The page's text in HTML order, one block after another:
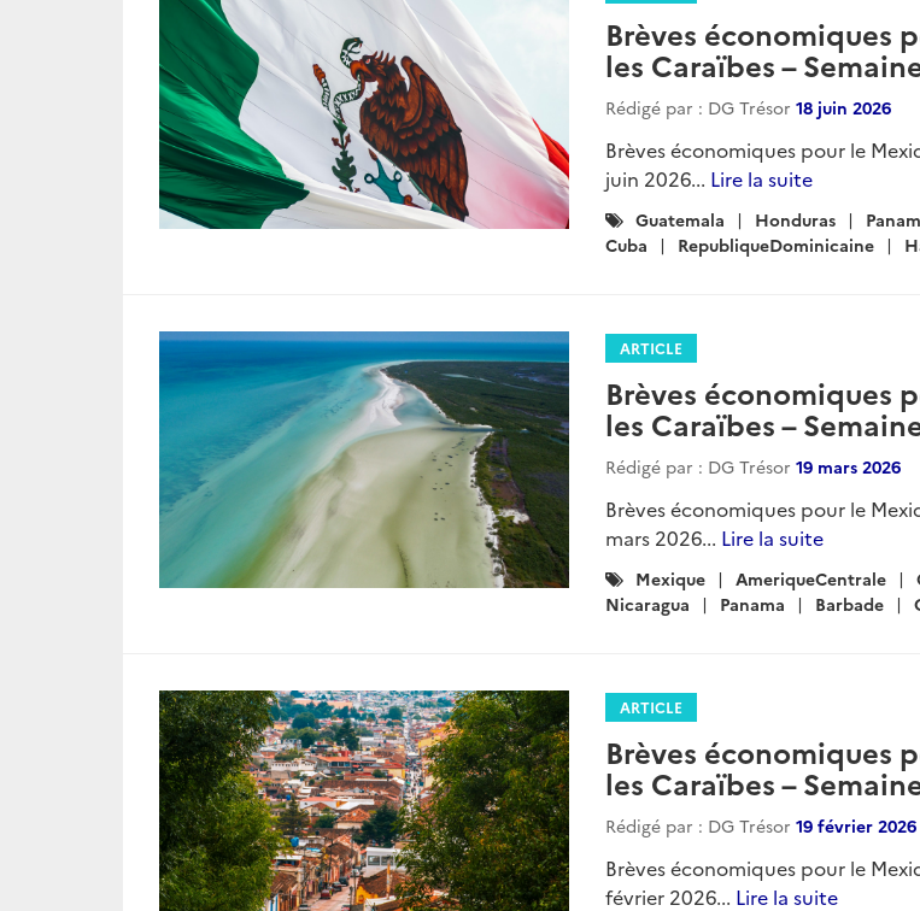
Brèves économiques
les Caraïbes –
Rédigé par : DG Trésor 18 juin 2026
Brèves économiques pour le
juin 2026... Lire la suite
Catégories
:
Guatemala Honduras
Cuba
RepubliqueDominicaine
ARTICLE
Brèves économiques
les Caraïbes –
Rédigé par : DG Trésor 19 mars 2026
Brèves économiques pour le
mars 2026... Lire la suite
Catégories
:
Mexique AmeriqueCentrale
Nicaragua
Panama Barbade
ARTICLE
Brèves économiques
les Caraïbes –
Rédigé par : DG Trésor 19 février 2026
Brèves économiques pour le
février 2026... Lire la suite